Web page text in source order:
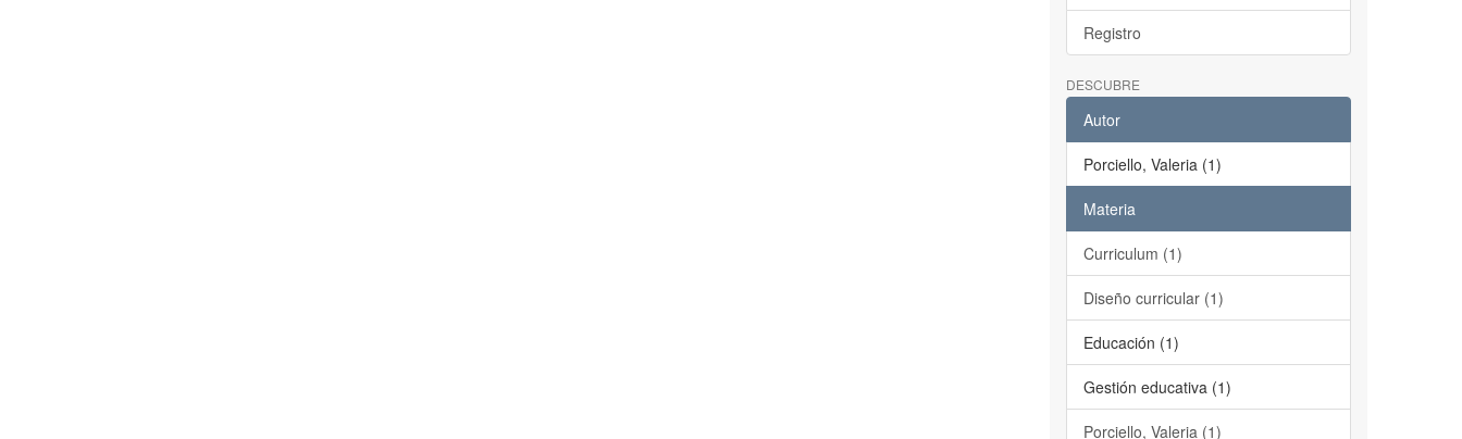
Registro
DESCUBRE
Autor
Porciello, Valeria (1)
Materia
Curriculum (1)
Diseño curricular (1)
Educación (1)
Gestión educativa (1)
Porciello, Valeria (1)